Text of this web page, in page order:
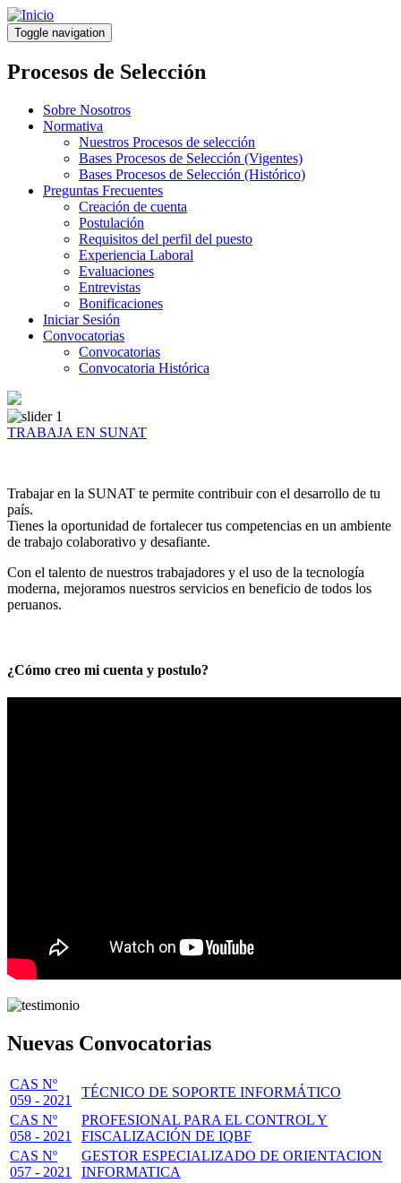
Pasar
al
contenido
principal
Toggle navigation
Procesos de Selección
Sobre Nosotros
Normativa
Nuestros Procesos de selección
Bases Procesos de Selección (Vigentes)
Bases Procesos de Selección (Histórico)
Preguntas Frecuentes
Creación de cuenta
Postulación
Requisitos del perfil del puesto
Experiencia Laboral
Evaluaciones
Entrevistas
Bonificaciones
Iniciar Sesión
Convocatorias
Convocatorias
Convocatoria Histórica
TRABAJA EN SUNAT
Trabajar en la SUNAT te permite contribuir con el desarrollo de tu
país.
Tienes la oportunidad de fortalecer tus competencias en un ambiente
de trabajo colaborativo y desafiante.
Con el talento de nuestros trabajadores y el uso de la tecnología
moderna, mejoramos nuestros servicios en beneficio de todos los
peruanos.
¿Cómo creo mi cuenta y postulo?
Nuevas Convocatorias
CAS Nº
059 - 2021
TÉCNICO DE SOPORTE INFORMÁTICO
CAS Nº
058 - 2021
PROFESIONAL PARA EL CONTROL Y
FISCALIZACIÓN DE IQBF
CAS Nº
057 - 2021
GESTOR ESPECIALIZADO DE ORIENTACION
INFORMATICA